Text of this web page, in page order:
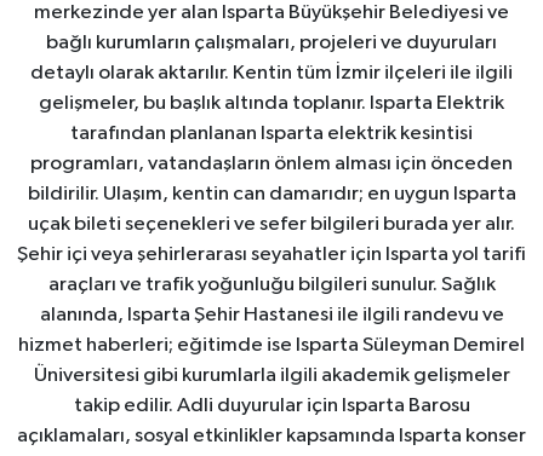
merkezinde yer alan Isparta Büyükşehir Belediyesi ve
bağlı kurumların çalışmaları, projeleri ve duyuruları
detaylı olarak aktarılır. Kentin tüm İzmir ilçeleri ile ilgili
gelişmeler, bu başlık altında toplanır. Isparta Elektrik
tarafından planlanan Isparta elektrik kesintisi
programları, vatandaşların önlem alması için önceden
bildirilir. Ulaşım, kentin can damarıdır; en uygun Isparta
uçak bileti seçenekleri ve sefer bilgileri burada yer alır.
Şehir içi veya şehirlerarası seyahatler için Isparta yol tarifi
araçları ve trafik yoğunluğu bilgileri sunulur. Sağlık
alanında, Isparta Şehir Hastanesi ile ilgili randevu ve
hizmet haberleri; eğitimde ise Isparta Süleyman Demirel
Üniversitesi gibi kurumlarla ilgili akademik gelişmeler
takip edilir. Adli duyurular için Isparta Barosu
açıklamaları, sosyal etkinlikler kapsamında Isparta konser